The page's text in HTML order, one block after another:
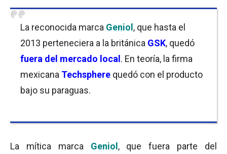
La reconocida marca Geniol , que hasta el
2013 perteneciera a la británica GSK, quedó
fuera del mercado local . En teoría, la firma
mexicana Techsphere quedó con el producto
bajo su paraguas.
La mítica marca Geniol , que fuera parte del